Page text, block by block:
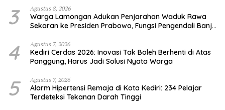
3 Agustus 8, 2026
Warga Lamongan Adukan Penjarahan Waduk Rawa
Sekaran ke Presiden Prabowo, Fungsi Pengendali Banjir
4 Agustus 7, 2026
Kediri Cerdas 2026: Inovasi Tak Boleh Berhenti di Atas
Panggung, Harus Jadi Solusi Nyata Warga
5 Agustus 7, 2026
Alarm Hipertensi Remaja di Kota Kediri: 234 Pelajar
Terdeteksi Tekanan Darah Tinggi